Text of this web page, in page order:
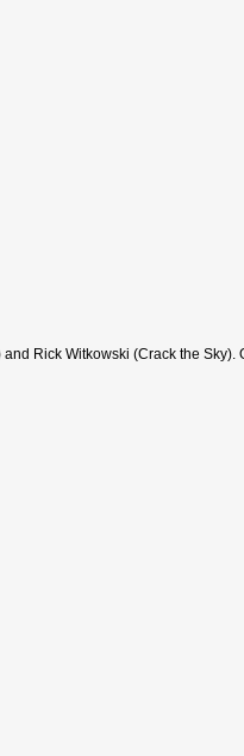
Rick Witkowski (Crack the Sky).